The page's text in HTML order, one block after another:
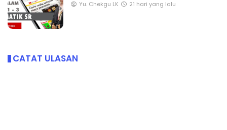
Yu. Chekgu LK 21 hari yang lalu
CATAT ULASAN